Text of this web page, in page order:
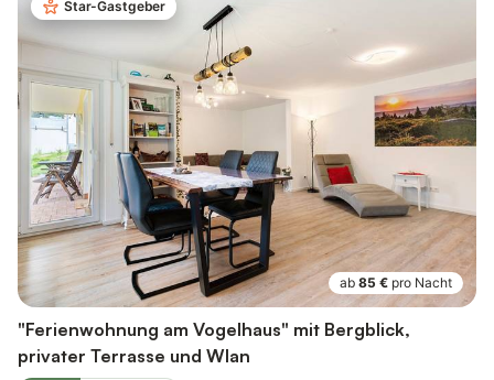
Star-Gastgeber
ab 85 € pro Nacht
"Ferienwohnung am Vogelhaus" mit Bergblick,
privater Terrasse und Wlan